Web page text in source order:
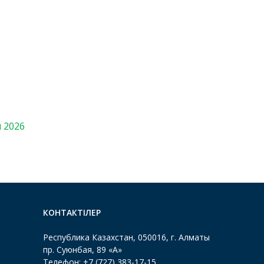
2026
КОНТАКТІЛЕР
Республика Казахстан, 050016, г. Алматы
пр. Суюнбая, 89 «А»